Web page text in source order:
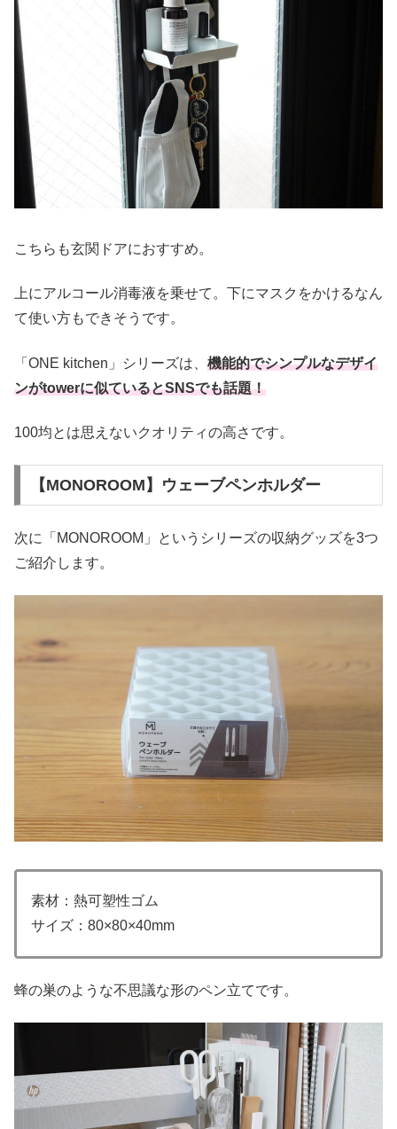
こちらも玄関ドアにおすすめ。
上にアルコール消毒液を乗せて。下にマスクをかけるなん
て使い方もできそうです。
「ONE kitchen」シリーズは、 機能的でシンプルなデザイ
ンがtowerに似ているとSNSでも話題！
100均とは思えないクオリティの高さです。
【MONOROOM】ウェーブペンホルダー
次に「MONOROOM」というシリーズの収納グッズを3つ
ご紹介します。
素材：熱可塑性ゴム
サイズ：80×80×40mm
蜂の巣のような不思議な形のペン立てです。